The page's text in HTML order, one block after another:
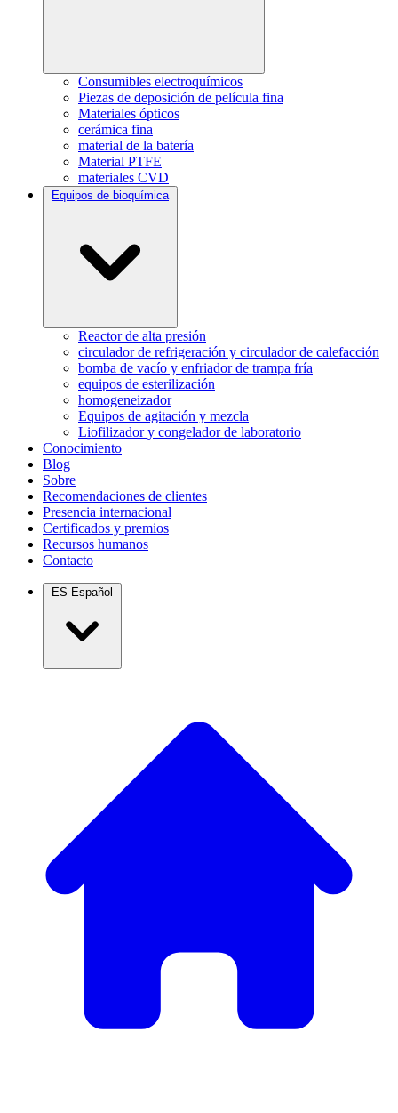
Consumibles electroquímicos
Piezas de deposición de película fina
Materiales ópticos
cerámica fina
material de la batería
Material PTFE
materiales CVD
Equipos de bioquímica
Reactor de alta presión
circulador de refrigeración y circulador de calefacción
bomba de vacío y enfriador de trampa fría
equipos de esterilización
homogeneizador
Equipos de agitación y mezcla
Liofilizador y congelador de laboratorio
Conocimiento
Blog
Sobre
Recomendaciones de clientes
Presencia internacional
Certificados y premios
Recursos humanos
Contacto
ES Español